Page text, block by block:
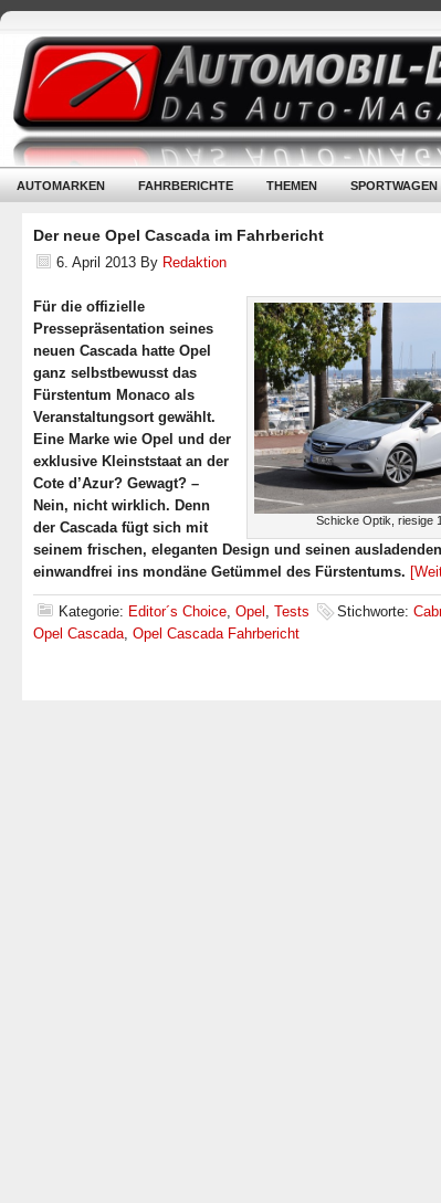
AUTOMARKEN FAHRBERICHTE THEMEN
Der neue Opel Cascada im Fahrbericht
6. April 2013 By Redaktion
Schicke Optik, riesige
Für die offizielle
Pressepräsentation seines
neuen Cascada hatte Opel
ganz selbstbewusst das
Fürstentum Monaco als
Veranstaltungsort gewählt.
Eine Marke wie Opel und der
exklusive Kleinststaat an der
Cote d’Azur? Gewagt? –
Nein, nicht wirklich. Denn
der Cascada fügt sich mit
seinem frischen, eleganten Design und seinen
einwandfrei ins mondäne Getümmel des Fürstentums.
Kategorie: Editor´s Choice, Opel , Tests Stichworte:
Opel Cascada, Opel Cascada Fahrbericht